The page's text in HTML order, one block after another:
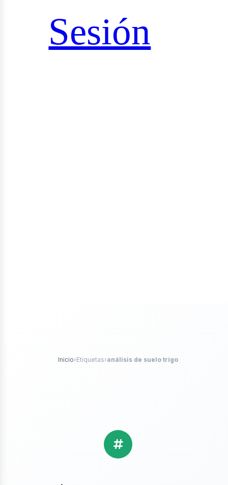
Sesión
Inicio›Etiquetas›análisis de suelo trigo